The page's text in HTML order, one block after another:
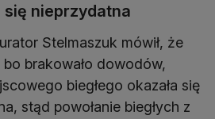
się nieprzydatna
Stelmaszuk mówił, że
bo brakowało dowodów,
biegłego okazała się
stąd powołanie biegłych z